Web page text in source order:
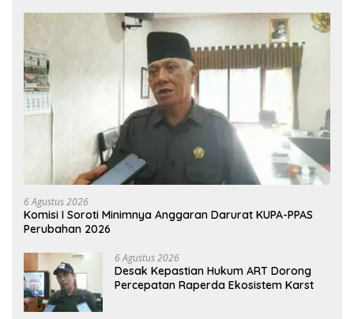
6 Agustus 2026
Komisi I Soroti Minimnya Anggaran Darurat KUPA-PPAS
Perubahan 2026
6 Agustus 2026
Desak Kepastian Hukum ART Dorong
Percepatan Raperda Ekosistem Karst